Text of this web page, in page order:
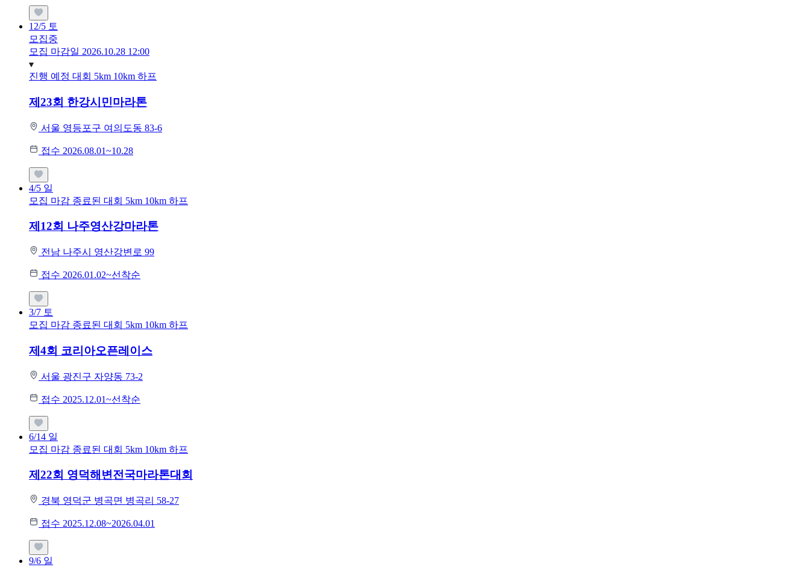
12/5 토
모집중
모집 마감일 2026.10.28 12:00
진행 예정 대회 5km 10km 하프
제23회 한강시민마라톤
서울 영등포구 여의도동 83-6
접수 2026.08.01~10.28
4/5 일
모집 마감 종료된 대회 5km 10km 하프
제12회 나주영산강마라톤
전남 나주시 영산강변로 99
접수 2026.01.02~선착순
3/7 토
모집 마감 종료된 대회 5km 10km 하프
제4회 코리아오픈레이스
서울 광진구 자양동 73-2
접수 2025.12.01~선착순
6/14 일
모집 마감 종료된 대회 5km 10km 하프
제22회 영덕해변전국마라톤대회
경북 영덕군 병곡면 병곡리 58-27
접수 2025.12.08~2026.04.01
9/6 일